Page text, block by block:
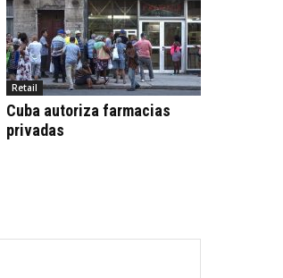
Retail
Cuba autoriza farmacias
privadas